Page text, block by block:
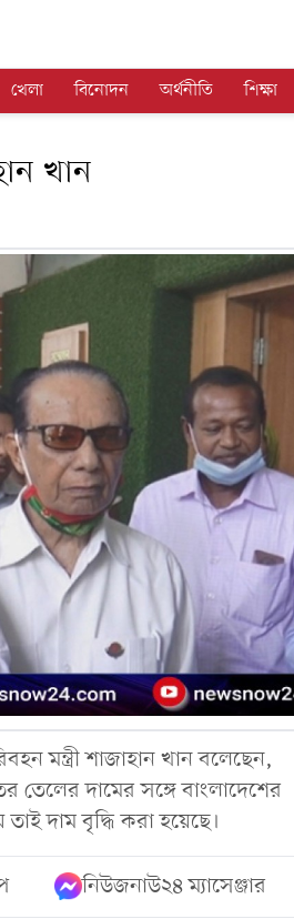
খেলা বিনোদন অর্থনীতি শিক্ষা
খান
মন্ত্রী শাজাহান খান বলেছেন,
তেলের দামের সঙ্গে বাংলাদেশের
দাম বৃদ্ধি করা হয়েছে।
নিউজনাউ২৪ ম্যাসেঞ্জার